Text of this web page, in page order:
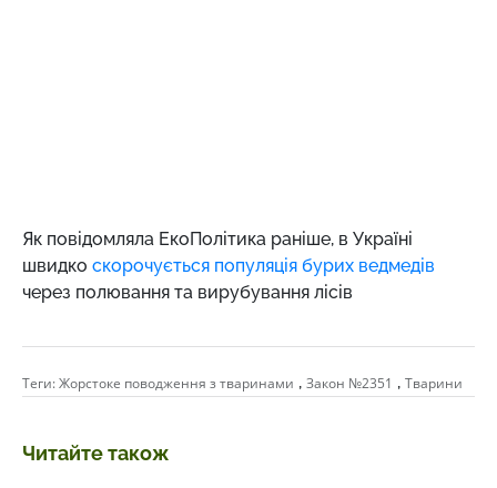
Як повідомляла ЕкоПолітика раніше, в Україні
швидко скорочується популяція бурих ведмедів
через полювання та вирубування лісів
Теги:Жорстоке поводження з тваринами , Закон №2351 , Тварини
Читайте також